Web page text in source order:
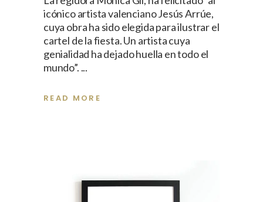
icónico artista valenciano Jesús Arrúe,
cuya obra ha sido elegida para ilustrar el
cartel de la fiesta. Un artista cuya
genialidad ha dejado huella en todo el
mundo”.
READ MORE